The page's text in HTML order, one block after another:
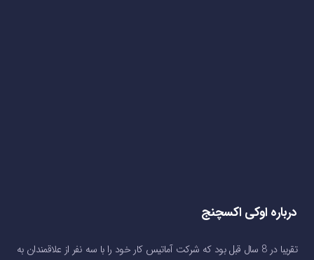
درباره اوکی اکسچنج
تقریبا در 8 سال قبل بود که شرکت آماتیس کار خود را با سه نفر از علاقمندان به